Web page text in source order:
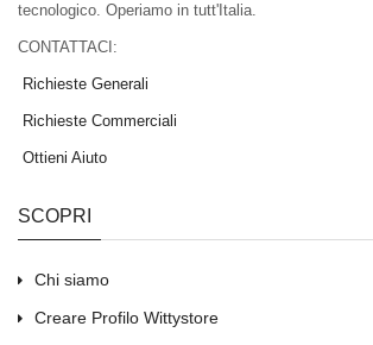
tecnologico. Operiamo in tutt'Italia.
CONTATTACI:
Richieste Generali
Richieste Commerciali
Ottieni Aiuto
SCOPRI
Chi siamo
Creare Profilo Wittystore